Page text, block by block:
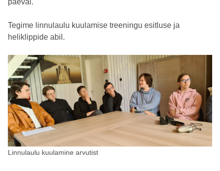
päeval.
Tegime linnulaulu kuulamise treeningu esitluse ja
heliklippide abil.
Linnulaulu kuulamine arvutist